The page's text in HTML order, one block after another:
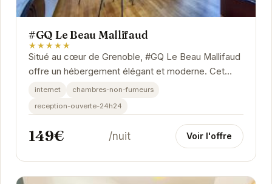
#GQ Le Beau Mallifaud
★★★★★
Situé au cœur de Grenoble, #GQ Le Beau Mallifaud
offre un hébergement élégant et moderne. Cet
appartement est parfait pour les voyageurs...
internet
chambres-non-fumeurs
reception-ouverte-24h24
149€ /nuit Voir l'offre